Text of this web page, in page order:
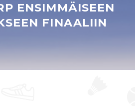
ENSIMMÄISEEN
FINAALIIN